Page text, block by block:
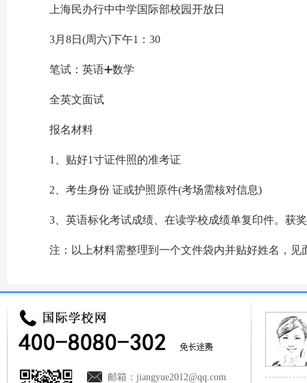
上海民办行中中学国际部校园开放日
3月8日(周六)下午1：30
笔试：英语➕数学
全英文面试
报名材料
1、贴好1寸证件照的准考证
2、考生身份 证或护照原件(考场需核对信息)
3、英语标化考试成绩、在读学校成绩单复印件。获奖
注：以上材料需整理到一个文件袋内并贴好姓名，见
邮箱： jiangyue2012@qq.com